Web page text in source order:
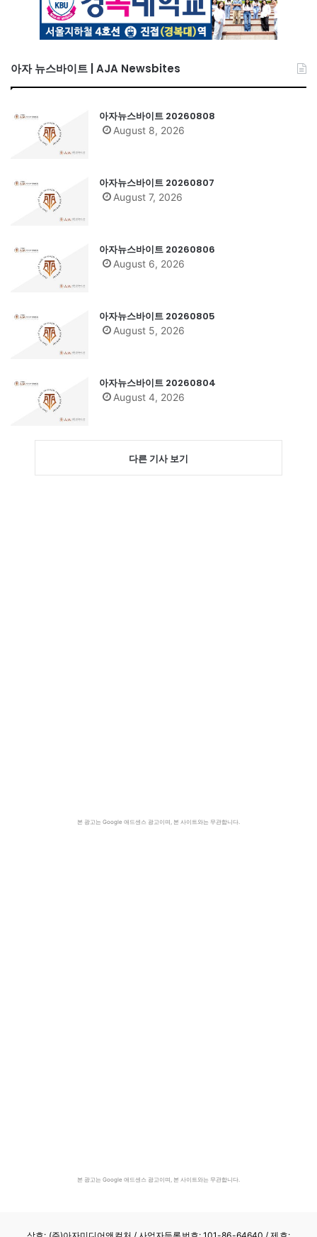
아자 뉴스바이트 | AJA Newsbites
아자뉴스바이트 20260808
August 8, 2026
아자뉴스바이트 20260807
August 7, 2026
아자뉴스바이트 20260806
August 6, 2026
아자뉴스바이트 20260805
August 5, 2026
아자뉴스바이트 20260804
August 4, 2026
다른 기사 보기
본 광고는 Google 애드센스 광고이며, 본 사이트와는 무관합니다.
본 광고는 Google 애드센스 광고이며, 본 사이트와는 무관합니다.